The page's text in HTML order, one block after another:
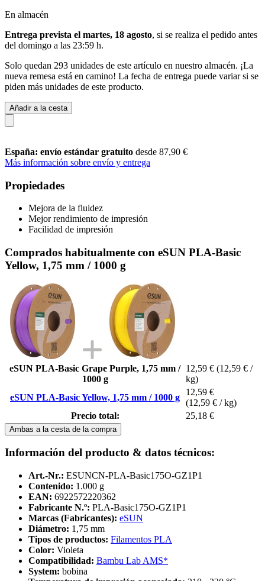
En almacén
Entrega prevista el martes, 18 agosto, si se realiza el pedido antes
del domingo a las 23:59 h.
Solo quedan 293 unidades de este artículo en nuestro almacén. ¡La
nueva remesa está en camino! La fecha de entrega puede variar si se
piden más unidades de este producto.
Añadir a la cesta
España: envío estándar gratuito desde 87,90 €
Más información sobre envío y entrega
Propiedades
Mejora de la fluidez
Mejor rendimiento de impresión
Facilidad de impresión
Comprados habitualmente con eSUN PLA-Basic
Yellow, 1,75 mm / 1000 g
eSUN PLA-Basic Grape Purple, 1,75 mm /
1000 g
12,59 € (12,59 € /
kg)
eSUN PLA-Basic Yellow, 1,75 mm / 1000 g
12,59 €
(12,59 € / kg)
Precio total:
25,18 €
Ambas a la cesta de la compra
Información del producto & datos técnicos:
Art.-Nr.: ESUNCN-PLA-Basic175O-GZ1P1
Contenido: 1.000 g
EAN: 6922572220362
Fabricante N.º: PLA-Basic175O-GZ1P1
Marcas (Fabricantes): eSUN
Diámetro: 1,75 mm
Tipos de productos: Filamentos PLA
Color: Violeta
Compatibilidad: Bambu Lab AMS*
System: bobina